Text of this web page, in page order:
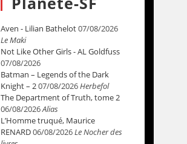
Aven - Lilian Bathelot07/08/2026
Le Maki
Not Like Other Girls - AL Goldfuss
07/08/2026
Batman – Legends of the Dark
Knight – 207/08/2026Herbefol
The Department of Truth, tome 2
06/08/2026Alias
L’Homme truqué, Maurice
RENARD06/08/2026Le Nocher des